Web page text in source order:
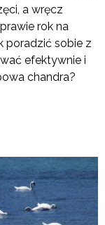
a wręcz
rok na
poradzić sobie z
efektywnie i
chandra?